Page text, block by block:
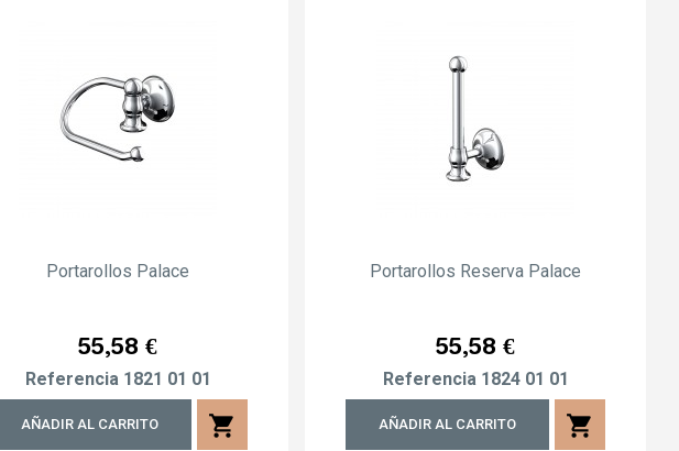
Portarollos Palace
Precio
55,58 €
Referencia 1821 01 01
AÑADIR AL CARRITO shopping_cart
Portarollos Reserva Palace
Precio
55,58 €
Referencia 1824 01 01
AÑADIR AL CARRITO shopping_cart